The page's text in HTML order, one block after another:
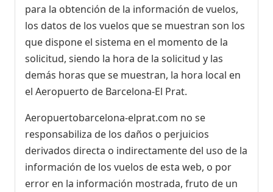
para la obtención de la información de vuelos,
los datos de los vuelos que se muestran son los
que dispone el sistema en el momento de la
solicitud, siendo la hora de la solicitud y las
demás horas que se muestran, la hora local en
el Aeropuerto de Barcelona-El Prat.
Aeropuertobarcelona-elprat.com no se
responsabiliza de los daños o perjuicios
derivados directa o indirectamente del uso de la
información de los vuelos de esta web, o por
error en la información mostrada, fruto de un